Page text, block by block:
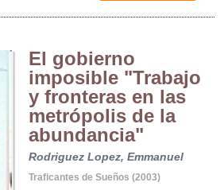
El gobierno
imposible "Trabajo
y fronteras en las
metrópolis de la
abundancia"
Rodriguez Lopez, Emmanuel
Traficantes de Sueños (2003)